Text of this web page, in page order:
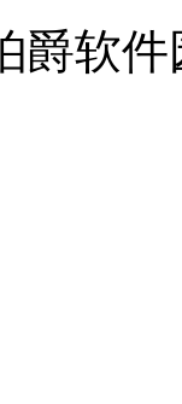
爵软件